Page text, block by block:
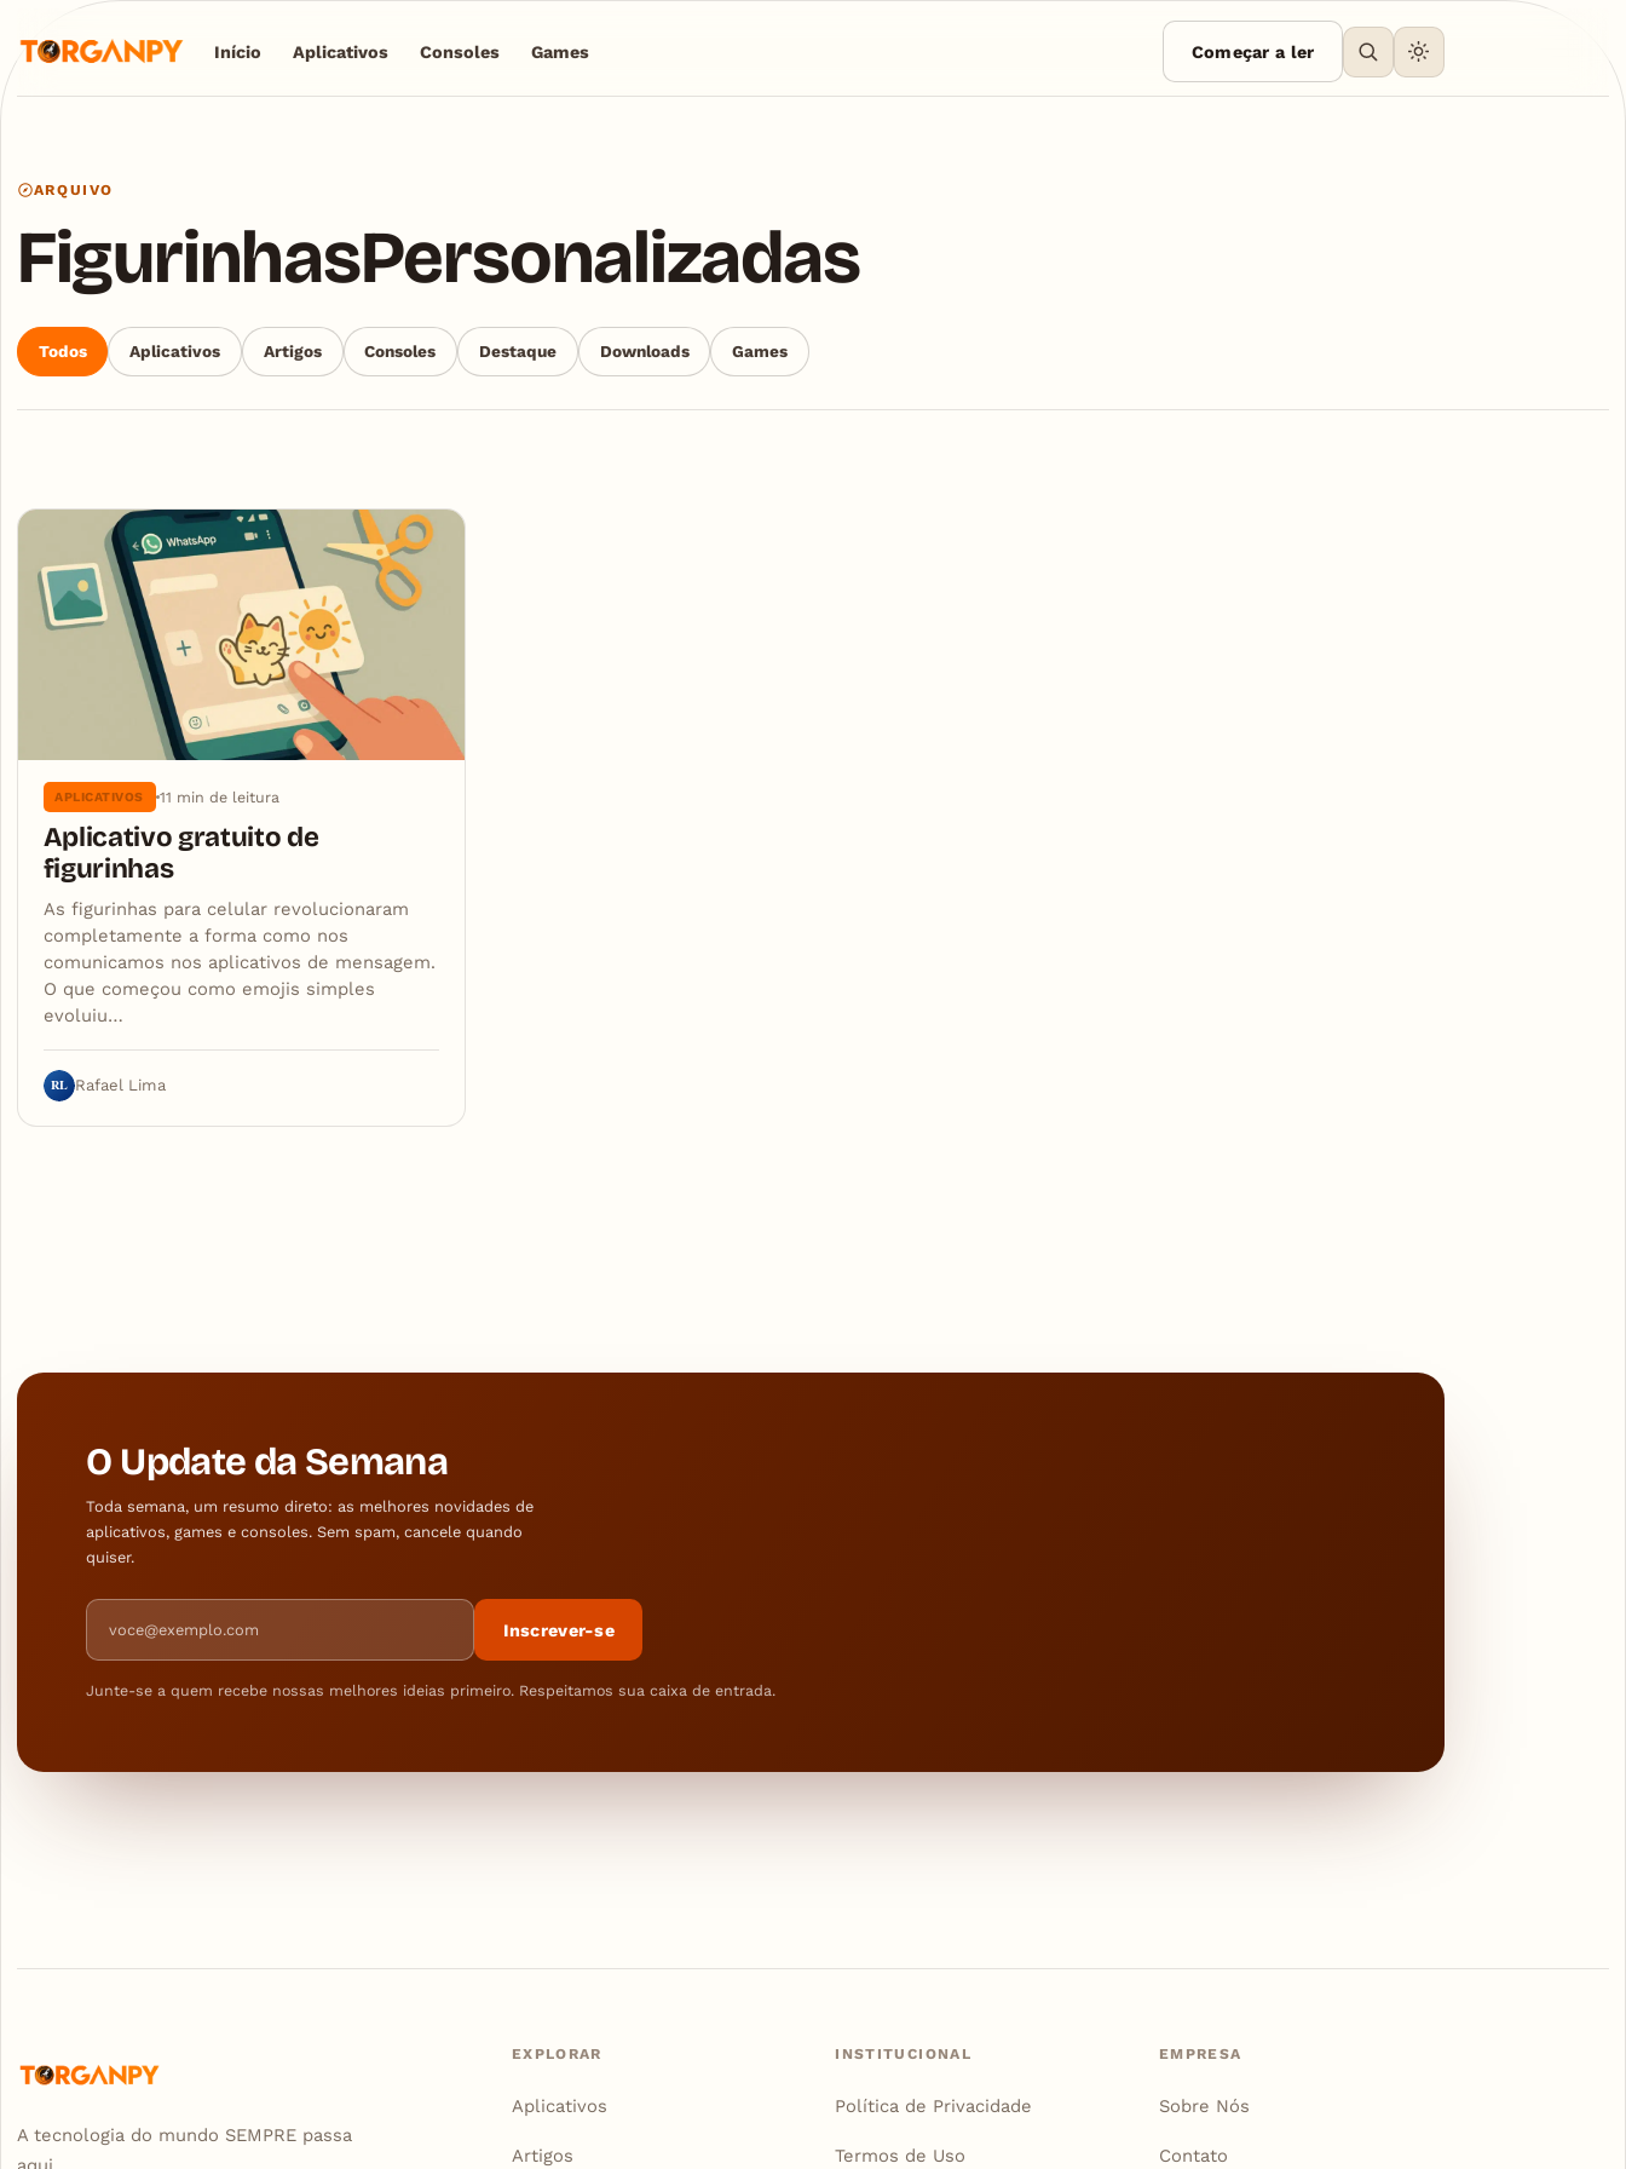
Início Aplicativos Consoles Games Começar a ler
ARQUIVO
FigurinhasPersonalizadas
Todos Aplicativos Artigos Consoles Destaque Downloads Games
Articles
APLICATIVOS 11 min de leitura
Aplicativo gratuito de
figurinhas
As figurinhas para celular revolucionaram
completamente a forma como nos
comunicamos nos aplicativos de mensagem.
O que começou como emojis simples
evoluiu…
RL Rafael Lima
O Update da Semana
Toda semana, um resumo direto: as melhores novidades de
aplicativos, games e consoles. Sem spam, cancele quando
quiser.
Endereço de e-mail
Inscrever-se
Junte-se a quem recebe nossas melhores ideias primeiro. Respeitamos sua caixa de entrada.
A tecnologia do mundo SEMPRE passa
EXPLORAR
Aplicativos
Artigos
INSTITUCIONAL
Política de Privacidade
Termos de Uso
EMPRESA
Sobre Nós
Contato